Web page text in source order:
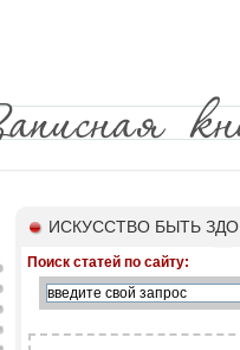
ИСКУССТВО БЫТЬ
Поиск статей по сайту: